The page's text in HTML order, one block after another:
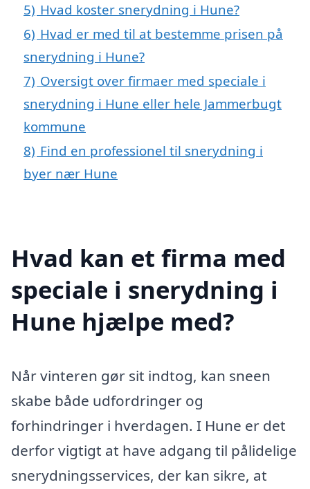
5) Hvad koster snerydning i Hune?
6) Hvad er med til at bestemme prisen på
snerydning i Hune?
7) Oversigt over firmaer med speciale i
snerydning i Hune eller hele Jammerbugt
kommune
8) Find en professionel til snerydning i
byer nær Hune
Hvad kan et firma med
speciale i snerydning i
Hune hjælpe med?
Når vinteren gør sit indtog, kan sneen
skabe både udfordringer og
forhindringer i hverdagen. I Hune er det
derfor vigtigt at have adgang til pålidelige
snerydningsservices, der kan sikre, at